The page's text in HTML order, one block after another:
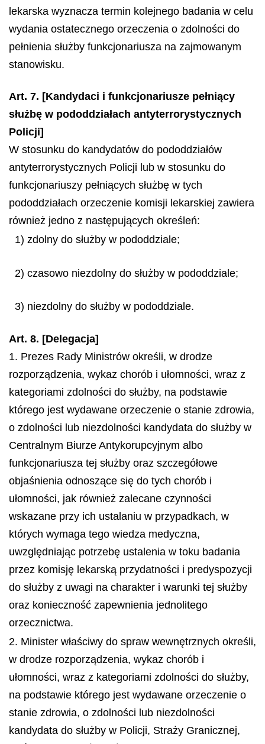
lekarska wyznacza termin kolejnego badania w celu
wydania ostatecznego orzeczenia o zdolności do
pełnienia służby funkcjonariusza na zajmowanym
stanowisku.
Art. 7. [Kandydaci i funkcjonariusze pełniący
służbę w pododdziałach antyterrorystycznych
Policji]
W stosunku do kandydatów do pododdziałów
antyterrorystycznych Policji lub w stosunku do
funkcjonariuszy pełniących służbę w tych
pododdziałach orzeczenie komisji lekarskiej zawiera
również jedno z następujących określeń:
1) zdolny do służby w pododdziale;
2) czasowo niezdolny do służby w pododdziale;
3) niezdolny do służby w pododdziale.
Art. 8. [Delegacja]
1. Prezes Rady Ministrów określi, w drodze
rozporządzenia, wykaz chorób i ułomności, wraz z
kategoriami zdolności do służby, na podstawie
którego jest wydawane orzeczenie o stanie zdrowia,
o zdolności lub niezdolności kandydata do służby w
Centralnym Biurze Antykorupcyjnym albo
funkcjonariusza tej służby oraz szczegółowe
objaśnienia odnoszące się do tych chorób i
ułomności, jak również zalecane czynności
wskazane przy ich ustalaniu w przypadkach, w
których wymaga tego wiedza medyczna,
uwzględniając potrzebę ustalenia w toku badania
przez komisję lekarską przydatności i predyspozycji
do służby z uwagi na charakter i warunki tej służby
oraz konieczność zapewnienia jednolitego
orzecznictwa.
2. Minister właściwy do spraw wewnętrznych określi,
w drodze rozporządzenia, wykaz chorób i
ułomności, wraz z kategoriami zdolności do służby,
na podstawie którego jest wydawane orzeczenie o
stanie zdrowia, o zdolności lub niezdolności
kandydata do służby w Policji, Straży Granicznej,